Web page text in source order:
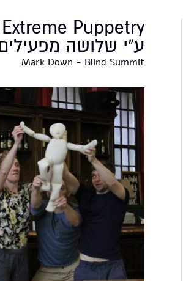
ע"י שלושה
Mark Down - Blind Summit